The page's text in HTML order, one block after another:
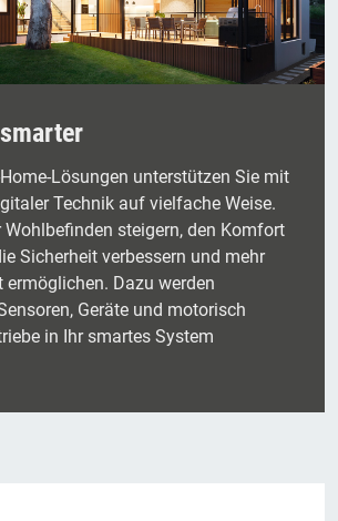
Lösungen unterstützen Sie mit
Technik auf vielfache Weise.
Wohlbefinden steigern, den Komfort
Sicherheit verbessern und mehr
ermöglichen. Dazu werden
Geräte und motorisch
in Ihr smartes System